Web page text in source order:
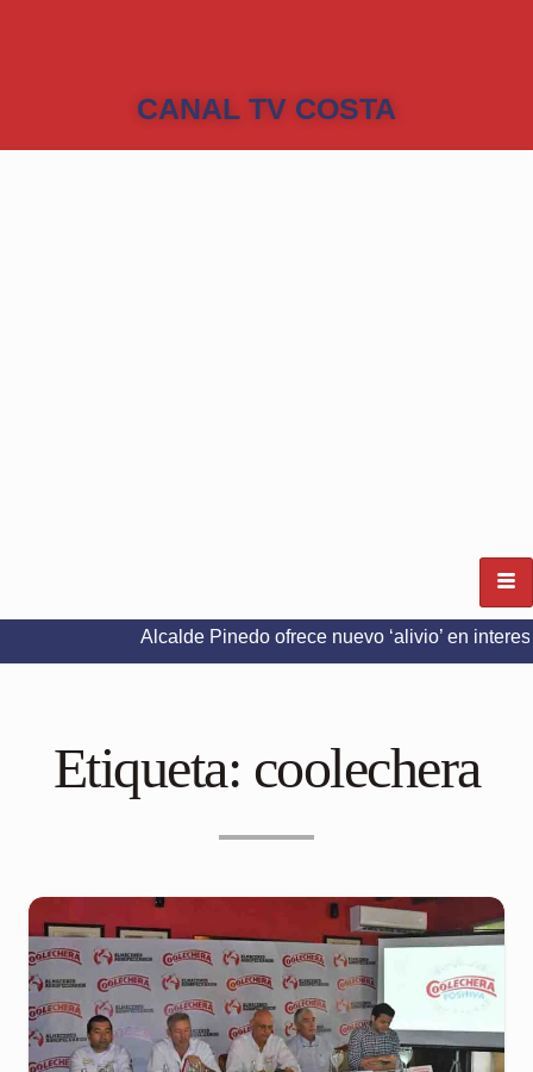
CANAL TV COSTA
Alcalde Pinedo ofrece nuevo ‘alivio’ en intereses del
Etiqueta: coolechera